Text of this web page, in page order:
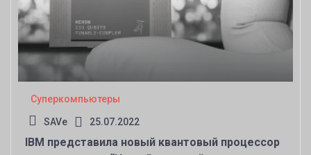
Суперкомпьютеры
SAVe 25.07.2022
IBM представила новый квантовый процессор